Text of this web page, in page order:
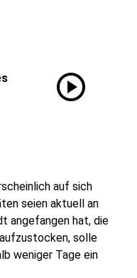
play_circle
auf sich
seien aktuell an
angefangen hat, die
solle
weniger Tage ein